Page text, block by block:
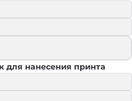
для нанесения принта